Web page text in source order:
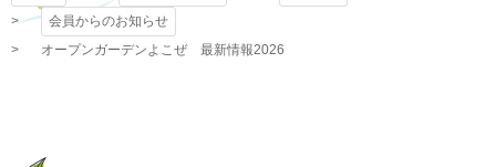
会員からのお知らせ
オープンガーデンよこぜ 最新情報2026